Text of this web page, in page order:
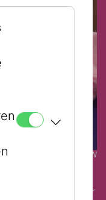
© JMW
Museum der